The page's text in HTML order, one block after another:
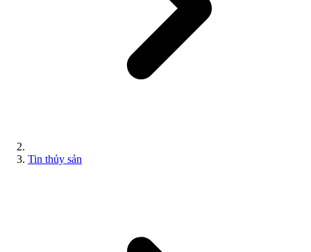
Tin thủy sản